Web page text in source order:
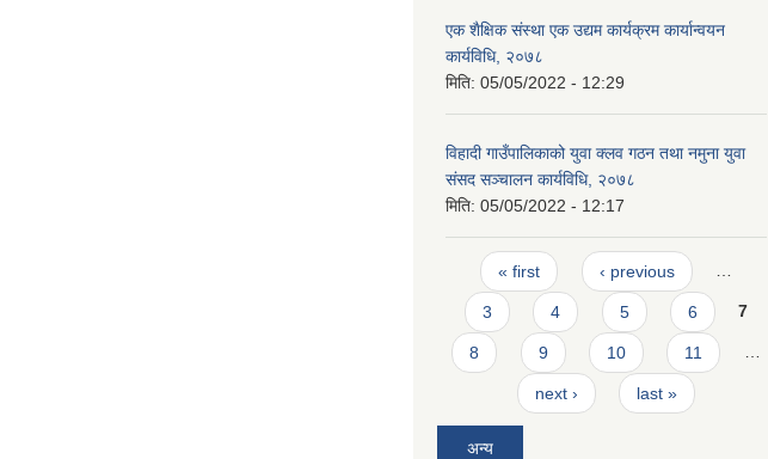
एक शैक्षिक संस्था एक उद्यम कार्यक्रम कार्यान्वयन
कार्यविधि, २०७८
मिति: 05/05/2022 - 12:29
विहादी गाउँपालिकाको युवा क्लव गठन तथा नमुना युवा
संसद सञ्चालन कार्यविधि, २०७८
मिति: 05/05/2022 - 12:17
Pages
« first ‹ previous …
3 4 5 6 7
8 9 10 11 …
next › last »
अन्य